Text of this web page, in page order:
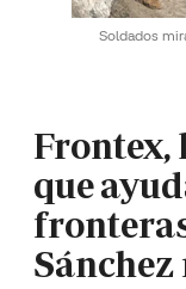
Soldados
Frontex,
que